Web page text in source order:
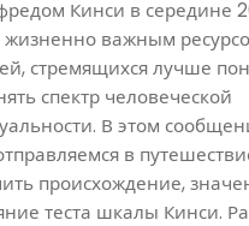
Кинси в середине
жизненно важным
стремящихся лучше
спектр человеческой
В этом
в
происхождение,
теста шкалы Кинси.